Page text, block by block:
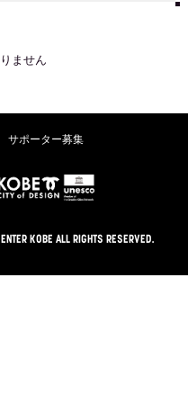
ません
サポーター募集
KOBE ALL RIGHTS RESERVED.